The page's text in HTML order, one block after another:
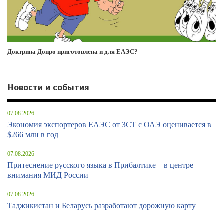
Доктрина Донро приготовлена и для ЕАЭС?
Новости и события
07.08.2026
Экономия экспортеров ЕАЭС от ЗСТ с ОАЭ оценивается в
$266 млн в год
07.08.2026
Притеснение русского языка в Прибалтике – в центре
внимания МИД России
07.08.2026
Таджикистан и Беларусь разработают дорожную карту